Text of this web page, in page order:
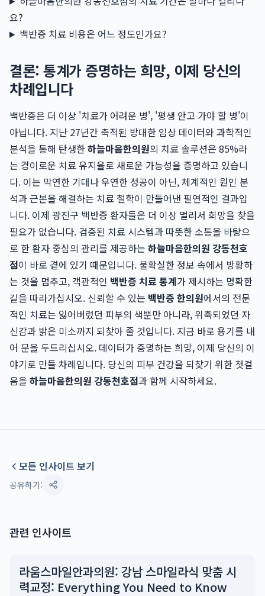
요?
백반증 치료 비용은 어느 정도인가요?
결론: 통계가 증명하는 희망, 이제 당신의
차례입니다
백반증은 더 이상 '치료가 어려운 병', '평생 안고 가야 할 병'이
아닙니다. 지난 27년간 축적된 방대한 임상 데이터와 과학적인
분석을 통해 탄생한하늘마음한의원의 치료 솔루션은 85%라
는 경이로운 치료 유지율로 새로운 가능성을 증명하고 있습니
다. 이는 막연한 기대나 우연한 성공이 아닌, 체계적인 원인 분
석과 근본을 해결하는 치료 철학이 만들어낸 필연적인 결과입
니다. 이제 광진구 백반증 환자들은 더 이상 멀리서 희망을 찾을
필요가 없습니다. 검증된 치료 시스템과 따뜻한 소통을 바탕으
로 한 환자 중심의 관리를 제공하는 하늘마음한의원 강동천호
점이 바로 곁에 있기 때문입니다. 불확실한 정보 속에서 방황하
는 것을 멈추고, 객관적인 백반증 치료 통계가 제시하는 명확한
길을 따라가십시오. 신뢰할 수 있는 백반증 한의원에서의 전문
적인 치료는 잃어버렸던 피부의 색뿐만 아니라, 위축되었던 자
신감과 밝은 미소까지 되찾아 줄 것입니다. 지금 바로 용기를 내
어 문을 두드리십시오. 데이터가 증명하는 희망, 이제 당신의 이
야기로 만들 차례입니다. 당신의 피부 건강을 되찾기 위한 첫걸
음을 하늘마음한의원 강동천호점과 함께 시작하세요.
모든 인사이트 보기
공유하기:
관련 인사이트
라움스마일안과의원: 강남 스마일라식 맞춤 시
력교정: Everything You Need to Know